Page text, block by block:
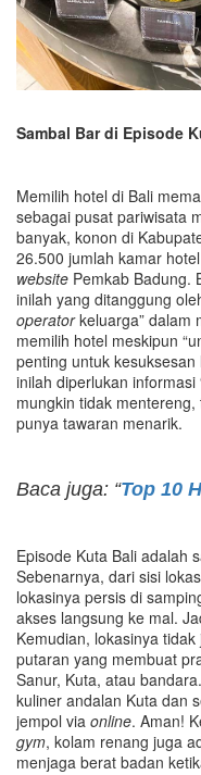
Sambal Bar di Episode
Memilih hotel di Bali
sebagai pusat pariwisata
banyak, konon di
26.500 jumlah kamar
website Pemkab Badung.
inilah yang ditanggung
operatorkeluarga” dalam
memilih hotel meskipun
penting untuk
inilah diperlukan informasi
mungkin tidak
punya tawaran menarik.
Baca juga: “Top 10
Episode Kuta Bali adalah
Sebenarnya, dari sisi
lokasinya persis di
akses langsung ke mal.
Kemudian, lokasinya
putaran yang membuat
Sanur, Kuta, atau
kuliner andalan Kuta dan
jempol via online. Aman!
gym, kolam renang juga
menjaga berat badan